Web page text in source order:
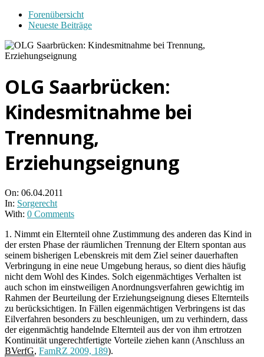
Forenübersicht
Neueste Beiträge
OLG Saarbrücken:
Kindesmitnahme bei
Trennung,
Erziehungseignung
On: 06.04.2011
In: Sorgerecht
With: 0 Comments
1. Nimmt ein Elternteil ohne Zustimmung des anderen das Kind in
der ersten Phase der räumlichen Trennung der Eltern spontan aus
seinem bisherigen Lebenskreis mit dem Ziel seiner dauerhaften
Verbringung in eine neue Umgebung heraus, so dient dies häufig
nicht dem Wohl des Kindes. Solch eigenmächtiges Verhalten ist
auch schon im einstweiligen Anordnungsverfahren gewichtig im
Rahmen der Beurteilung der Erziehungseignung dieses Elternteils
zu berücksichtigen. In Fällen eigenmächtigen Verbringens ist das
Eilverfahren besonders zu beschleunigen, um zu verhindern, dass
der eigenmächtig handelnde Elternteil aus der von ihm ertrotzen
Kontinuität ungerechtfertigte Vorteile ziehen kann (Anschluss an
BVerfG, FamRZ 2009, 189).